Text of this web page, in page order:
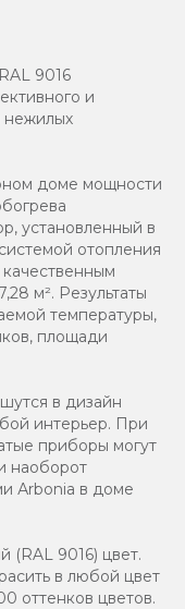
9016
и
нежилых
доме мощности
установленный в
отопления
м². Результаты
температуры,
площади
в дизайн
интерьер. При
приборы могут
наоборот
Аrbonia в доме
(RAL 9016) цвет.
в любой цвет
оттенков цветов.